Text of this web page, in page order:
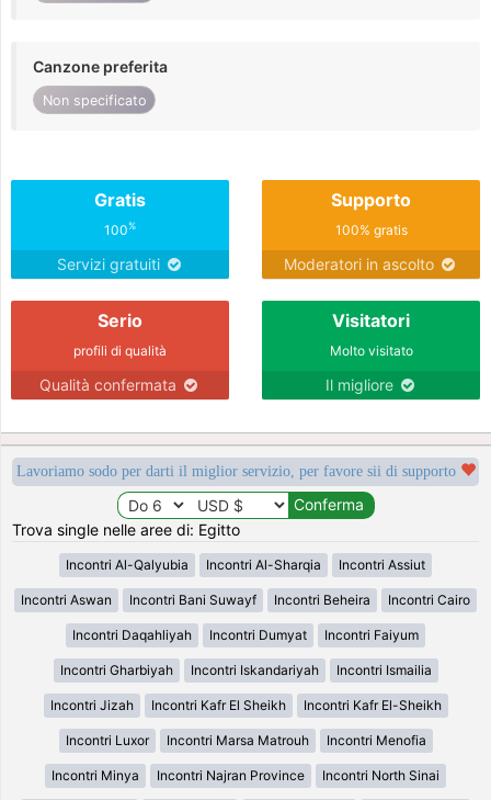
Canzone preferita
Non specificato
Gratis
100%
Servizi gratuiti
Supporto
100% gratis
Moderatori in ascolto
Serio
profili di qualità
Qualità confermata
Visitatori
Molto visitato
Il migliore
Lavoriamo sodo per darti il miglior servizio, per favore sii di supporto
Trova single nelle aree di: Egitto
Incontri Al-Qalyubia Incontri Al-Sharqia Incontri Assiut
Incontri Aswan Incontri Bani Suwayf Incontri Beheira Incontri Cairo
Incontri Daqahliyah Incontri Dumyat Incontri Faiyum
Incontri Gharbiyah Incontri Iskandariyah Incontri Ismailia
Incontri Jizah Incontri Kafr El Sheikh Incontri Kafr El-Sheikh
Incontri Luxor Incontri Marsa Matrouh Incontri Menofia
Incontri Minya Incontri Najran Province Incontri North Sinai